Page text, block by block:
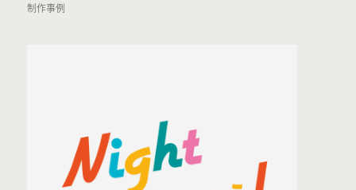
制作事例